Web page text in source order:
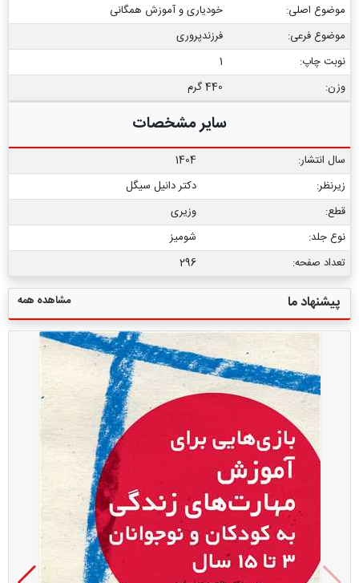
موضوع اصلی:
خودیاری و آموزش همگانی
موضوع فرعی:
فرزندپروری
نوبت چاپ:
1
وزن:
440 گرم
سایر مشخصات
سال انتشار:
1404
زیرنظر:
دکتر دانیل سیگل
قطع:
وزیری
نوع جلد:
شومیز
تعداد صفحه:
296
پیشنهاد ما مشاهده همه